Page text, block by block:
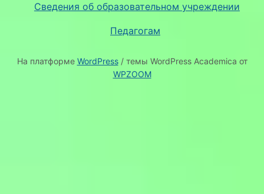
Сведения об образовательном учреждении
Педагогам
На платформе WordPress/ темы WordPress Academica от
WPZOOM